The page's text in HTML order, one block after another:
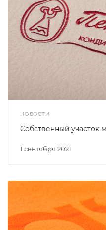
НОВОСТИ
1 сентября 2021
Собственный